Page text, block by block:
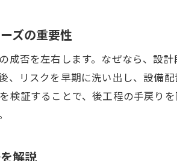
ズの重要性
成否を左右します。なぜなら、設
、リスクを早期に洗い出し、設備
検証することで、後工程の手戻り
解説